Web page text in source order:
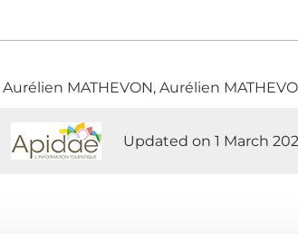
Aurélien MATHEVON, Aurélien
Updated on 1 March